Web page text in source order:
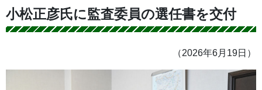
小松正彦氏に監査委員の選任書を交付
（2026年6月19日）